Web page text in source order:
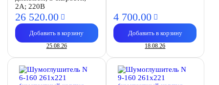
2А; 220В
26 520.00
Добавить в корзину
25.08.26
4 700.00
Добавить в корзину
18.08.26